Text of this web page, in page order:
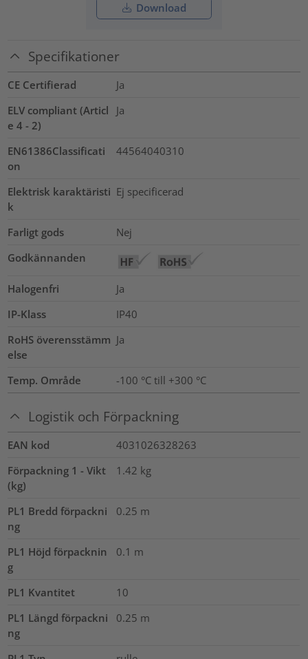
Download
Specifikationer
CE Certifierad
Ja
ELV compliant (Articl
e 4 - 2)
Ja
EN61386Classificati
on
44564040310
Elektrisk karaktäristi
k
Ej specificerad
Farligt gods
Nej
Godkännanden
Halogenfri
Ja
IP-Klass
IP40
RoHS överensstämm
else
Ja
Temp. Område -100 °C till +300 °C
Logistik och Förpackning
EAN kod
4031026328263
Förpackning 1 - Vikt
(kg)
1.42 kg
PL1 Bredd förpackni
ng
0.25 m
PL1 Höjd förpacknin
g
0.1 m
PL1 Kvantitet
10
PL1 Längd förpackni
ng
0.25 m